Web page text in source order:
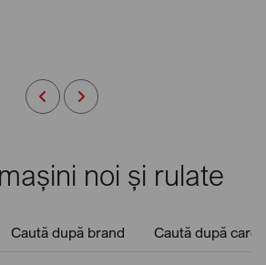
noi și rulate
Caută după brand Caută după